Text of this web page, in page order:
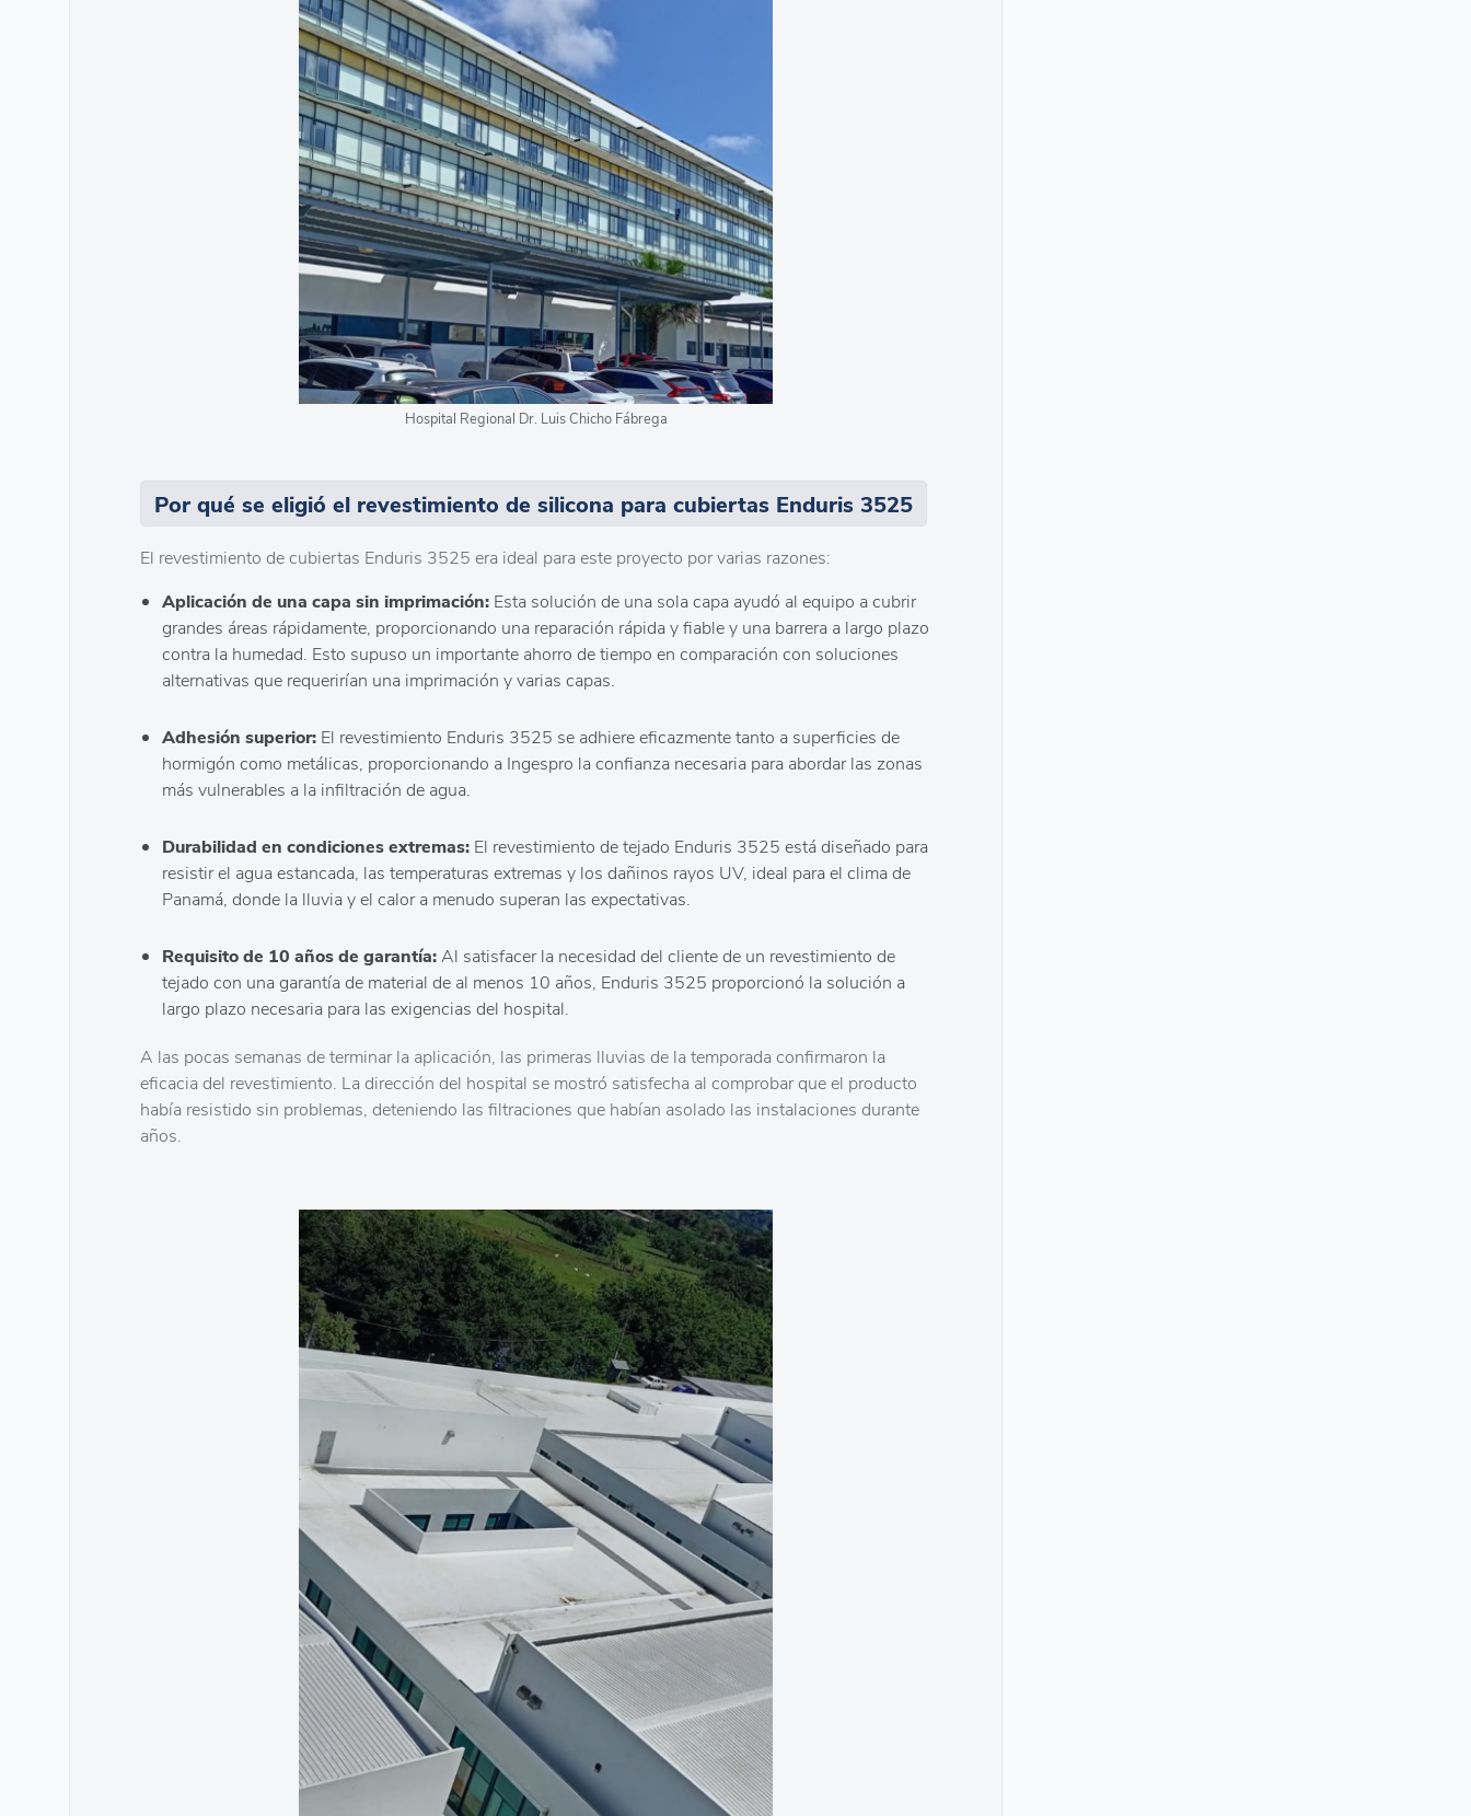
Hospital Regional Dr. Luis Chicho Fábrega
Por qué se eligió el revestimiento de silicona para cubiertas Enduris 3525
El revestimiento de cubiertas Enduris 3525 era ideal para este proyecto por varias razones:
Aplicación de una capa sin imprimación: Esta solución de una sola capa ayudó al equipo a cubrir
grandes áreas rápidamente, proporcionando una reparación rápida y fiable y una barrera a largo plazo
contra la humedad. Esto supuso un importante ahorro de tiempo en comparación con soluciones
alternativas que requerirían una imprimación y varias capas.
Adhesión superior: El revestimiento Enduris 3525 se adhiere eficazmente tanto a superficies de
hormigón como metálicas, proporcionando a Ingespro la confianza necesaria para abordar las zonas
más vulnerables a la infiltración de agua.
Durabilidad en condiciones extremas: El revestimiento de tejado Enduris 3525 está diseñado para
resistir el agua estancada, las temperaturas extremas y los dañinos rayos UV, ideal para el clima de
Panamá, donde la lluvia y el calor a menudo superan las expectativas.
Requisito de 10 años de garantía: Al satisfacer la necesidad del cliente de un revestimiento de
tejado con una garantía de material de al menos 10 años, Enduris 3525 proporcionó la solución a
largo plazo necesaria para las exigencias del hospital.
A las pocas semanas de terminar la aplicación, las primeras lluvias de la temporada confirmaron la
eficacia del revestimiento. La dirección del hospital se mostró satisfecha al comprobar que el producto
había resistido sin problemas, deteniendo las filtraciones que habían asolado las instalaciones durante
años.